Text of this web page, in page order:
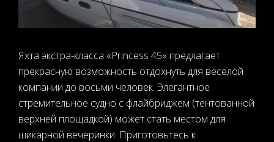
Яхта экстра-класса «Princess 45» предлагает
прекрасную возможность отдохнуть для весёлой
компании до восьми человек. Элегантное
стремительное судно с флайбриджем (тентованной
верхней площадкой) может стать местом для
шикарной вечеринки. Приготовьтесь к